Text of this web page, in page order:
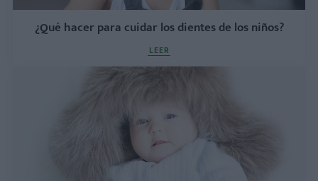
¿Qué hacer para cuidar los dientes de los niños?
LEER